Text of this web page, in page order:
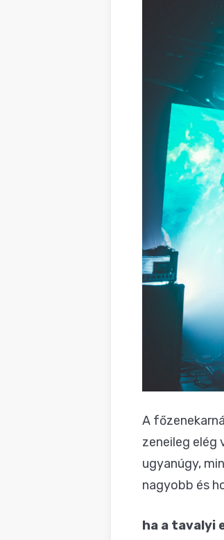
A
zeneileg elég
ugyanúgy,
nagyobb és
ha a tavalyi